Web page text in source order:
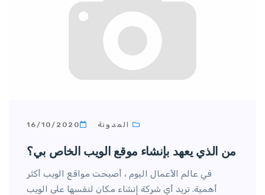
المدونة 16/10/2020
من الذي يعهد بإنشاء موقع الويب الخاص بي؟
في عالم الأعمال اليوم ، أصبحت مواقع الويب أكثر
أهمية. تريد أي شركة إنشاء مكان لنفسها على الويب